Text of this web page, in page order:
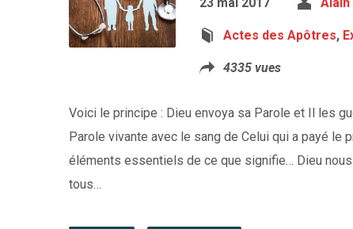
Actes des Apôtres,
4335 vues
Voici le principe : Dieu envoya sa Parole et Il les
Parole vivante avec le sang de Celui qui a payé
éléments essentiels de ce que signifie… Dieu
tous…